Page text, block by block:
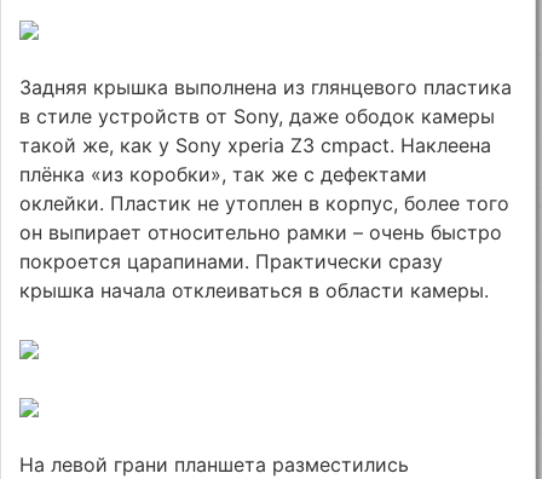
Задняя крышка выполнена из глянцевого пластика
в стиле устройств от Sony, даже ободок камеры
такой же, как у Sony xperia Z3 cmpact. Наклеена
плёнка «из коробки», так же с дефектами
оклейки. Пластик не утоплен в корпус, более того
он выпирает относительно рамки – очень быстро
покроется царапинами. Практически сразу
крышка начала отклеиваться в области камеры.
На левой грани планшета разместились